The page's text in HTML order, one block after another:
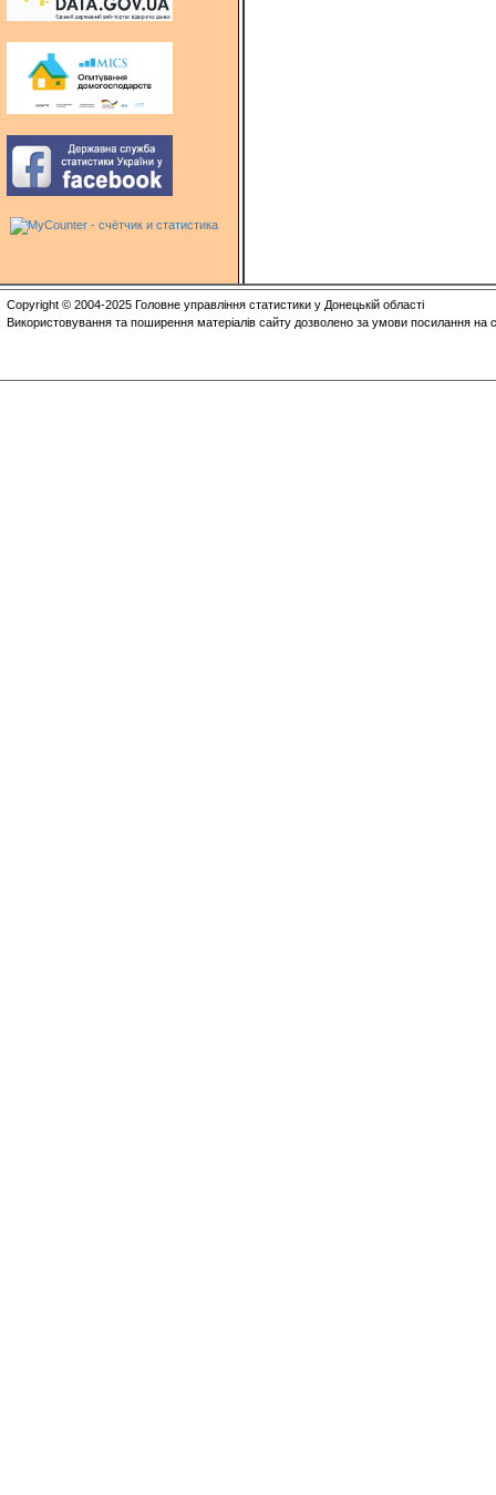
Copyright © 2004-2025 Головне управління статистики у Донецькій області
Використовування та поширення матеріалів сайту дозволено за умови посилання на